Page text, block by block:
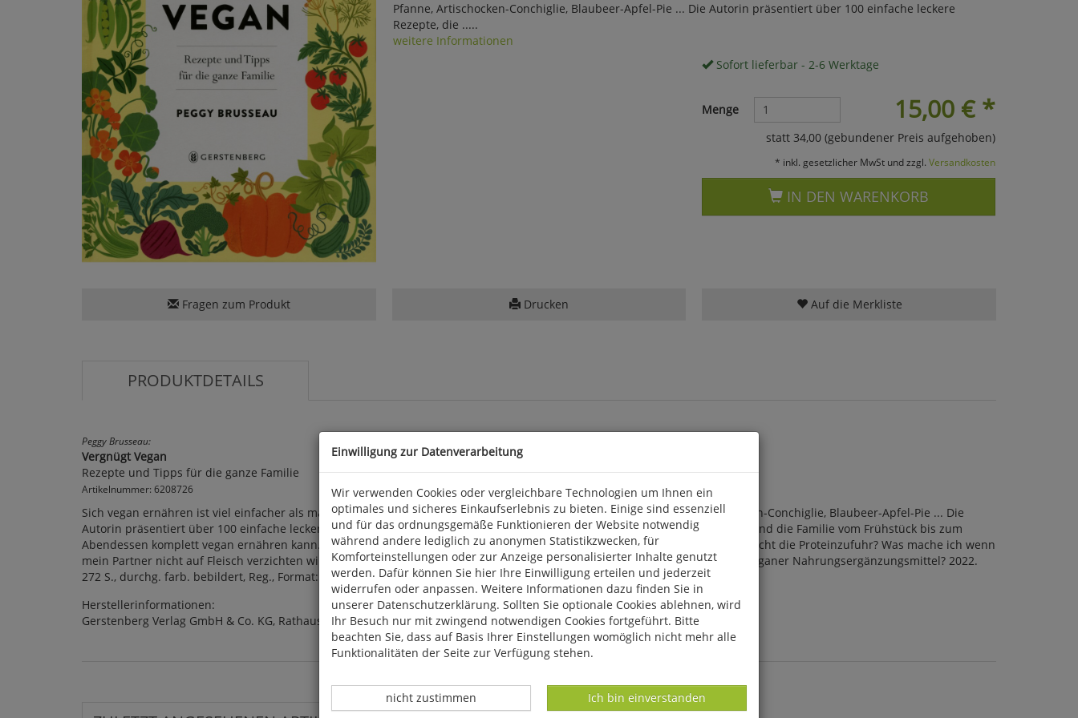
Pfanne, Artischocken-Conchiglie, Blaubeer-Apfel-Pie ... Die Autorin präsentiert über 100 einfache leckere
Rezepte, die .....
weitere Informationen
Sofort lieferbar - 2-6 Werktage
15,00 €*
Menge
statt 34,00 (gebundener Preis aufgehoben)
* inkl. gesetzlicher MwSt und zzgl. Versandkosten
IN DEN WARENKORB
Fragen zum Produkt Drucken Auf die Merkliste
PRODUKTDETAILS
Peggy Brusseau:
Vergnügt Vegan
Rezepte und Tipps für die ganze Familie
Artikelnummer: 6208726
Sich vegan ernähren ist viel einfacher als man oft denkt. Zwiebel-Kartoffelpuffer, Karotten-Ingwer-Arame-Pfanne, Artischocken-Conchiglie, Blaubeer-Apfel-Pie ... Die
Autorin präsentiert über 100 einfache leckere Rezepte, die sie viele Male selbst ausprobiert hat und beweist, dass man sich und die Familie vom Frühstück bis zum
Abendessen komplett vegan ernähren kann. Und sie beantwortet viele Fragen, die sich in diesem Zusammenhang stellen: Reicht die Proteinzufuhr? Was mache ich wenn
mein Partner nicht auf Fleisch verzichten will? Riskiere ich Mangelerscheinungen bei mir oder meinen Kindern? Benötigen Veganer Nahrungsergänzungsmittel? 2022.
272 S., durchg. farb. bebildert, Reg., Format: 19 x 25 cm, geb. Gerstenberg.
Herstellerinformationen:
Gerstenberg Verlag GmbH & Co. KG, Rathausstr. 18-20, D 31134 Hildesheim, verlag@gerstenberg-verlag.de
Einwilligung zur Datenverarbeitung
Wir verwenden Cookies oder vergleichbare Technologien um Ihnen ein
optimales und sicheres Einkaufserlebnis zu bieten. Einige sind essenziell
und für das ordnungsgemäße Funktionieren der Website notwendig
während andere lediglich zu anonymen Statistikzwecken, für
Komforteinstellungen oder zur Anzeige personalisierter Inhalte genutzt
werden. Dafür können Sie hier Ihre Einwilligung erteilen und jederzeit
widerrufen oder anpassen. Weitere Informationen dazu finden Sie in
unserer Datenschutzerklärung. Sollten Sie optionale Cookies ablehnen, wird
Ihr Besuch nur mit zwingend notwendigen Cookies fortgeführt. Bitte
beachten Sie, dass auf Basis Ihrer Einstellungen womöglich nicht mehr alle
Funktionalitäten der Seite zur Verfügung stehen.
Datenverarbeitung -
Ich bin einverstanden
Datenverarbeitung -
nicht zustimmen